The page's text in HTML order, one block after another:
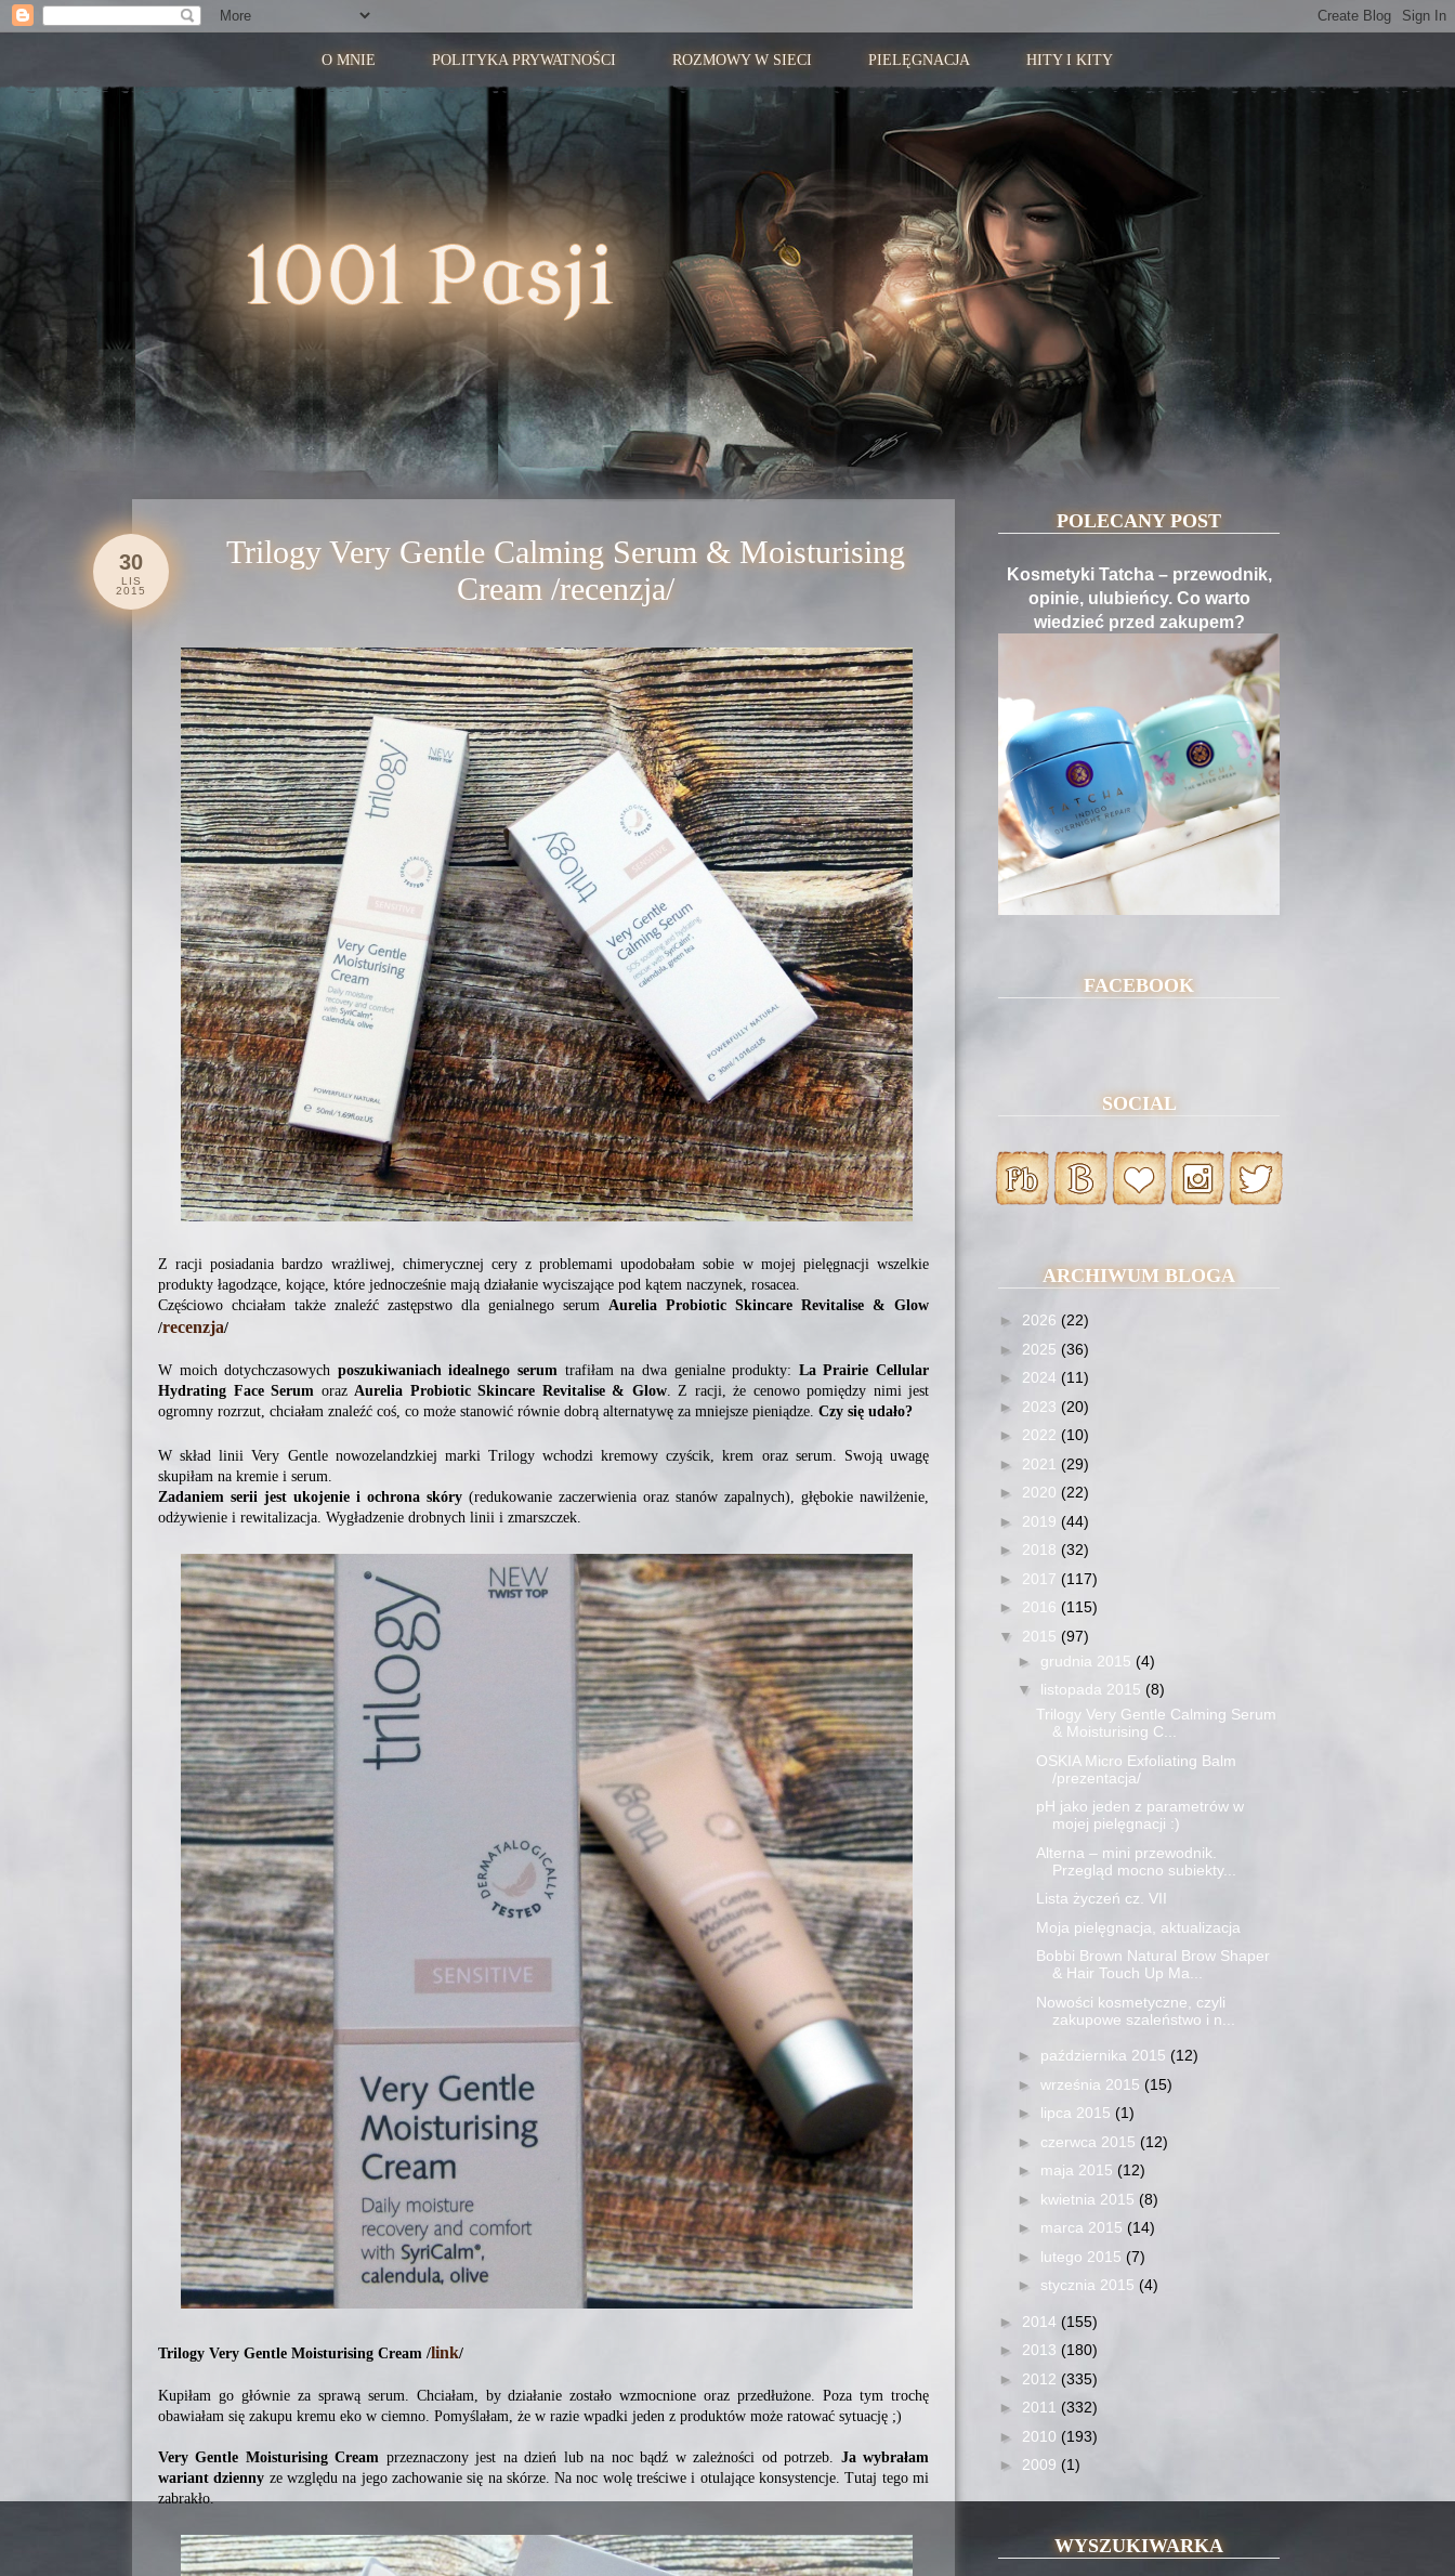
O MNIE POLITYKA PRYWATNOŚCI ROZMOWY W SIECI PIELĘGNACJA HITY I KITY
30
LIS
2015
Trilogy Very Gentle Calming Serum & Moisturising
Cream /recenzja/
Z racji posiadania bardzo wrażliwej, chimerycznej cery z problemami upodobałam sobie w mojej pielęgnacji wszelkie
produkty łagodzące, kojące, które jednocześnie mają działanie wyciszające pod kątem naczynek, rosacea.
Częściowo chciałam także znaleźć zastępstwo dla genialnego serum Aurelia Probiotic Skincare Revitalise & Glow
/recenzja/
W moich dotychczasowych poszukiwaniach idealnego serum trafiłam na dwa genialne produkty: La Prairie Cellular
Hydrating Face Serum oraz Aurelia Probiotic Skincare Revitalise & Glow. Z racji, że cenowo pomiędzy nimi jest
ogromny rozrzut, chciałam znaleźć coś, co może stanowić równie dobrą alternatywę za mniejsze pieniądze. Czy się udało?
W skład linii Very Gentle nowozelandzkiej marki Trilogy wchodzi kremowy czyścik, krem oraz serum. Swoją uwagę
skupiłam na kremie i serum.
Zadaniem serii jest ukojenie i ochrona skóry (redukowanie zaczerwienia oraz stanów zapalnych), głębokie nawilżenie,
odżywienie i rewitalizacja. Wygładzenie drobnych linii i zmarszczek.
Trilogy Very Gentle Moisturising Cream /link/
Kupiłam go głównie za sprawą serum. Chciałam, by działanie zostało wzmocnione oraz przedłużone. Poza tym trochę
obawiałam się zakupu kremu eko w ciemno. Pomyślałam, że w razie wpadki jeden z produktów może ratować sytuację ;)
Very Gentle Moisturising Cream przeznaczony jest na dzień lub na noc bądź w zależności od potrzeb. Ja wybrałam
wariant dzienny ze względu na jego zachowanie się na skórze. Na noc wolę treściwe i otulające konsystencje. Tutaj tego mi
zabrakło.
POLECANY POST
Kosmetyki Tatcha – przewodnik,
opinie, ulubieńcy. Co warto
wiedzieć przed zakupem?
FACEBOOK
SOCIAL
ARCHIWUM BLOGA
► 2026 (22)
► 2025 (36)
► 2024 (11)
► 2023 (20)
► 2022 (10)
► 2021 (29)
► 2020 (22)
► 2019 (44)
► 2018 (32)
► 2017 (117)
► 2016 (115)
▼ 2015 (97)
► grudnia 2015 (4)
▼ listopada 2015 (8)
Trilogy Very Gentle Calming Serum
& Moisturising C...
OSKIA Micro Exfoliating Balm
/prezentacja/
pH jako jeden z parametrów w
mojej pielęgnacji :)
Alterna – mini przewodnik.
Przegląd mocno subiekty...
Lista życzeń cz. VII
Moja pielęgnacja, aktualizacja
Bobbi Brown Natural Brow Shaper
& Hair Touch Up Ma...
Nowości kosmetyczne, czyli
zakupowe szaleństwo i n...
► października 2015 (12)
► września 2015 (15)
► lipca 2015 (1)
► czerwca 2015 (12)
► maja 2015 (12)
► kwietnia 2015 (8)
► marca 2015 (14)
► lutego 2015 (7)
► stycznia 2015 (4)
► 2014 (155)
► 2013 (180)
► 2012 (335)
► 2011 (332)
► 2010 (193)
► 2009 (1)
WYSZUKIWARKA